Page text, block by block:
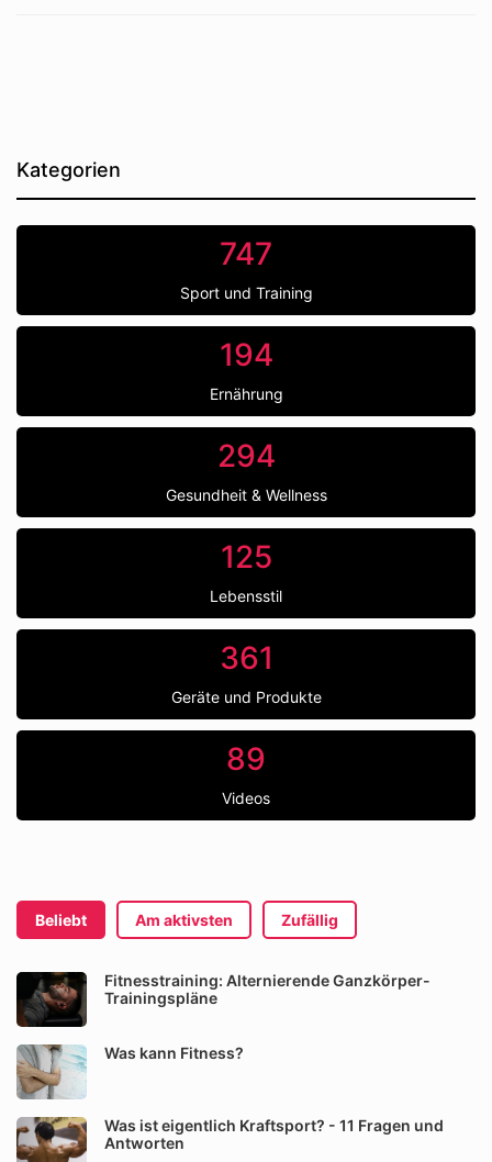
Kategorien
747
Sport und Training
194
Ernährung
294
Gesundheit & Wellness
125
Lebensstil
361
Geräte und Produkte
89
Videos
Beliebt Am aktivsten Zufällig
Fitnesstraining: Alternierende Ganzkörper-
Trainingspläne
Was kann Fitness?
Was ist eigentlich Kraftsport? - 11 Fragen und
Antworten